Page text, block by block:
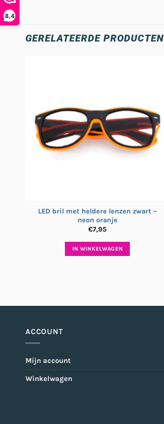
8,4
GERELATEERDE PRODUCTEN
LED bril met heldere lenzen zwart –
neon oranje
€7,95
IN WINKELWAGEN
ACCOUNT
Mijn account
Winkelwagen